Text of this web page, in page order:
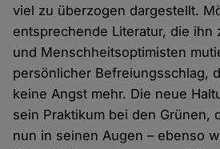
viel zu überzogen dargestellt.
entsprechende Literatur, die ihn
und Menschheitsoptimisten
persönlicher Befreiungsschlag,
keine Angst mehr. Die neue
sein Praktikum bei den Grünen,
nun in seinen Augen – ebenso